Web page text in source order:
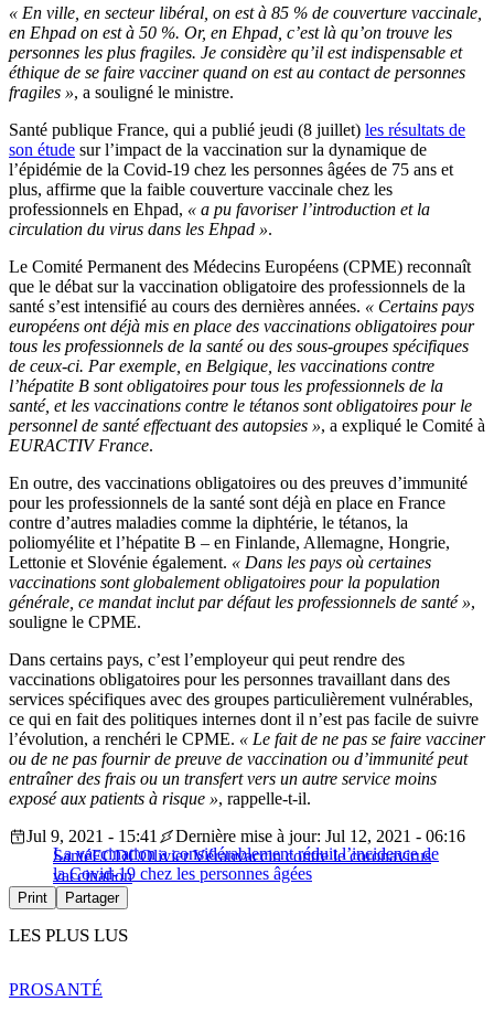
« En ville, en secteur libéral, on est à 85 % de couverture vaccinale,
en Ehpad on est à 50 %. Or, en Ehpad, c’est là qu’on trouve les
personnes les plus fragiles. Je considère qu’il est indispensable et
éthique de se faire vacciner quand on est au contact de personnes
fragiles », a souligné le ministre.
Santé publique France, qui a publié jeudi (8 juillet) les résultats de
son étude sur l’impact de la vaccination sur la dynamique de
l’épidémie de la Covid-19 chez les personnes âgées de 75 ans et
plus, affirme que la faible couverture vaccinale chez les
professionnels en Ehpad, « a pu favoriser l’introduction et la
circulation du virus dans les Ehpad ».
Le Comité Permanent des Médecins Européens (CPME) reconnaît
que le débat sur la vaccination obligatoire des professionnels de la
santé s’est intensifié au cours des dernières années. « Certains pays
européens ont déjà mis en place des vaccinations obligatoires pour
tous les professionnels de la santé ou des sous-groupes spécifiques
de ceux-ci. Par exemple, en Belgique, les vaccinations contre
l’hépatite B sont obligatoires pour tous les professionnels de la
santé, et les vaccinations contre le tétanos sont obligatoires pour le
personnel de santé effectuant des autopsies », a expliqué le Comité à
EURACTIVFrance.
En outre, des vaccinations obligatoires ou des preuves d’immunité
pour les professionnels de la santé sont déjà en place en France
contre d’autres maladies comme la diphtérie, le tétanos, la
poliomyélite et l’hépatite B – en Finlande, Allemagne, Hongrie,
Lettonie et Slovénie également. « Dans les pays où certaines
vaccinations sont globalement obligatoires pour la population
générale, ce mandat inclut par défaut les professionnels de santé »,
souligne le CPME.
Dans certains pays, c’est l’employeur qui peut rendre des
vaccinations obligatoires pour les personnes travaillant dans des
services spécifiques avec des groupes particulièrement vulnérables,
ce qui en fait des politiques internes dont il n’est pas facile de suivre
l’évolution, a renchéri le CPME. « Le fait de ne pas se faire vacciner
ou de ne pas fournir de preuve de vaccination ou d’immunité peut
entraîner des frais ou un transfert vers un autre service moins
exposé aux patients à risque », rappelle-t-il.
La vaccination a considérablement réduit l’incidence de
la Covid-19 chez les personnes âgées
Jul 9, 2021 - 15:41
Dernière mise à jour: Jul 12, 2021 - 06:16
SantéECDCOlivier Véranvaccin contre le coronavirus
vaccination
Print Partager
LES PLUS LUS
PROSANTÉ